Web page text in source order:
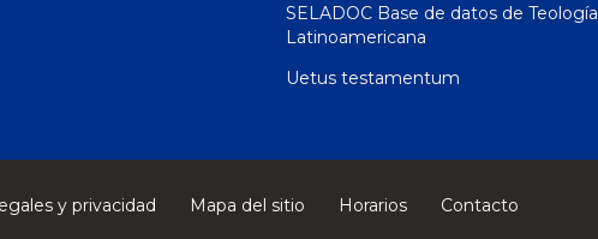
SELADOC Base de datos de Teología
Latinoamericana
Uetus testamentum
y privacidad Mapa del sitio Horarios
Contacto